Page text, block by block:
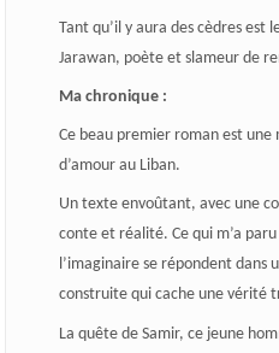
Tant qu’il y aura des cèdres est
Jarawan, poète et slameur de
Ma chronique :
Ce beau premier roman est
d’amour au Liban.
Un texte envoûtant, avec une
conte et réalité. Ce qui m’a
l’imaginaire se répondent dans
construite qui cache une vérité
La quête de Samir, ce jeune